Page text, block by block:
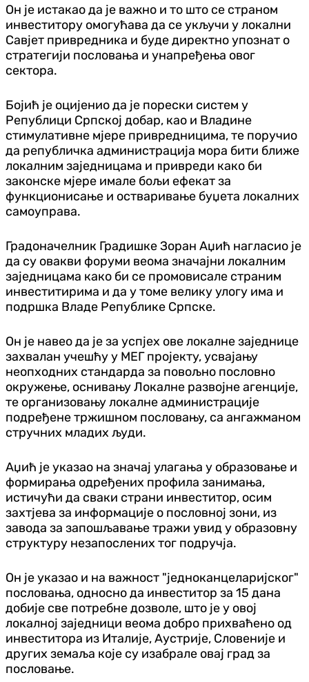
Он је истакао да је важно и то што се страном
инвеститору омогућава да се укључи у локални
Савјет привредника и буде директно упознат о
стратегији пословања и унапређења овог
сектора.
Бојић је оцијенио да је порески систем у
Републици Српској добар, као и Владине
стимулативне мјере привредницима, те поручио
да републичка администрација мора бити ближе
локалним заједницама и привреди како би
законске мјере имале бољи ефекат за
функционисање и остваривање буџета локалних
самоуправа.
Градоначелник Градишке Зоран Аџић нагласио је
да су овакви форуми веома значајни локалним
заједницама како би се промовисале страним
инвеститирима и да у томе велику улогу има и
подршка Владе Републике Српске.
Он је навео да је за успјех ове локалне заједнице
захвалан учешћу у МЕГ пројекту, усвајању
неопходних стандарда за повољно пословно
окружење, оснивању Локалне развојне агенције,
те организовању локалне администрације
подређене тржишном пословању, са ангажманом
стручних младих људи.
Аџић је указао на значај улагања у образовање и
формирања одређених профила занимања,
истичући да сваки страни инвеститор, осим
захтјева за информације о пословној зони, из
завода за запошљавање тражи увид у образовну
структуру незапослених тог подручја.
Он је указао и на важност "једноканцеларијског"
пословања, односно да инвеститор за 15 дана
добије све потребне дозволе, што је у овој
локалној заједници веома добро прихваћено од
инвеститора из Италије, Аустрије, Словеније и
других земаља које су изабрале овај град за
пословање.